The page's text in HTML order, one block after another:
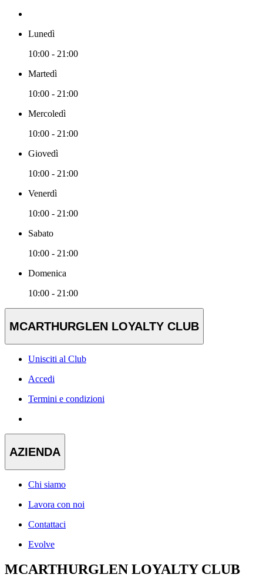
Lunedì
10:00 - 21:00
Martedì
10:00 - 21:00
Mercoledì
10:00 - 21:00
Giovedì
10:00 - 21:00
Venerdì
10:00 - 21:00
Sabato
10:00 - 21:00
Domenica
10:00 - 21:00
MCARTHURGLEN LOYALTY CLUB
Unisciti al Club
Accedi
Termini e condizioni
AZIENDA
Chi siamo
Lavora con noi
Contattaci
Evolve
MCARTHURGLEN LOYALTY CLUB